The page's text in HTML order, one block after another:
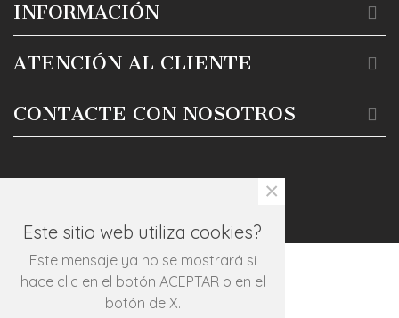
INFORMACIÓN
ATENCIÓN AL CLIENTE
CONTACTE CON NOSOTROS
Este sitio web utiliza cookies?
Este mensaje ya no se mostrará si
hace clic en el botón ACEPTAR o en el
botón de X.
×